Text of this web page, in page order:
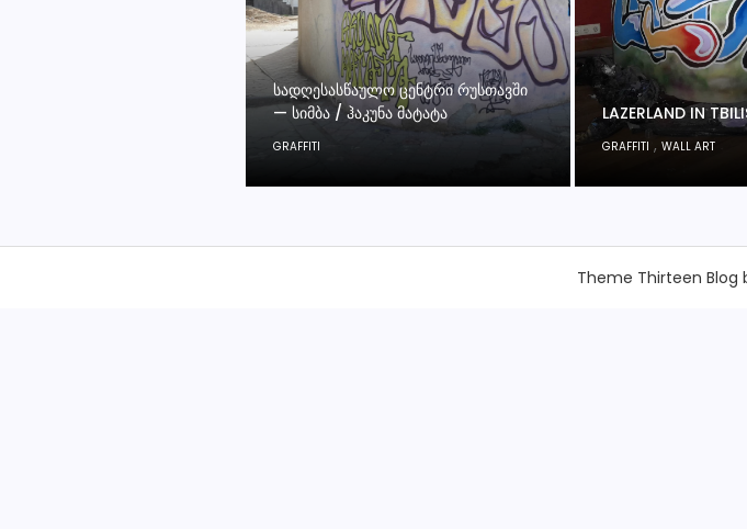
ᲡᲐᲓᲦᲔᲡᲐᲡᲬᲐᲣᲚᲝ ᲪᲔᲜᲢᲠᲘ ᲠᲣᲡᲗᲐᲕᲨᲘ
— ᲡᲘᲛᲑᲐ / ᲰᲐᲙᲣᲜᲐ ᲛᲐᲢᲐᲢᲐ
GRAFFITI
LAZERLAND IN
GRAFFITI , WALL ART
Theme Thirteen Blog